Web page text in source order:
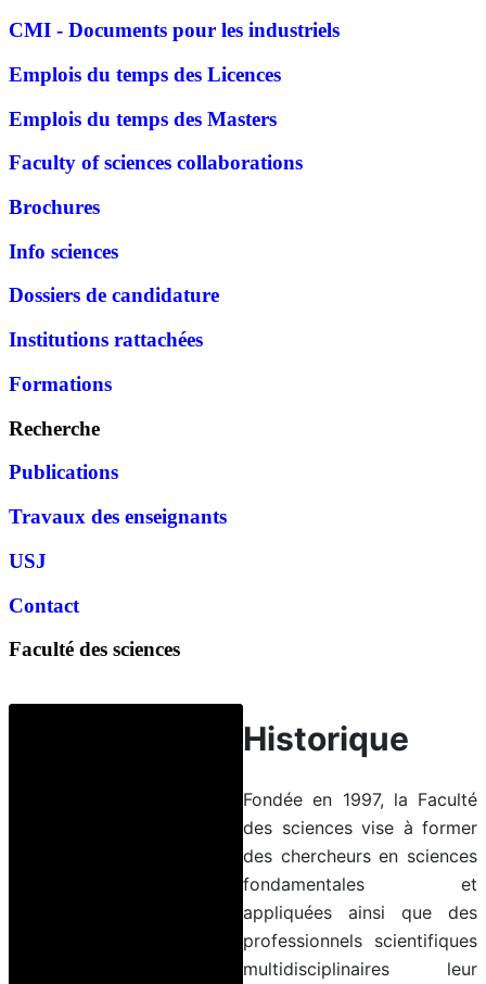
CMI - Documents pour les industriels
Emplois du temps des Licences
Emplois du temps des Masters
Faculty of sciences collaborations
Brochures
Info sciences
Dossiers de candidature
Institutions rattachées
Formations
Recherche
Publications
Travaux des enseignants
USJ
Contact
Faculté des sciences
Historique
Fondée en 1997, la Faculté
des sciences vise à former
des chercheurs en sciences
fondamentales et
appliquées ainsi que des
professionnels scientifiques
multidisciplinaires leur